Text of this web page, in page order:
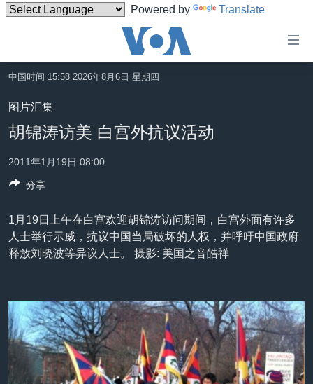
Powered by Translate
碍
接
跳
内
跳
转
到
跳
转
到
索
中国
台湾
港澳
国际
最新国际新闻
欧洲
非洲
分类新闻
科教·文娱·体健
军事
白宫要闻
国会报道
美中关系
VOA视频
VOA今日焦点
中文广播
中国时间 15:58 2026年8月6日 星期四
图片汇集
胡锦涛访美 白宫外抗议活动
2011年1月19日 08:00
1月19日上午在白宫欢迎胡锦涛访问期间，白宫外面有许多
人士举行示威，抗议中国当局破坏的人权，并呼吁中国政府
释放刘晓波等异议人士。 摄影: 美国之音皓祥
分享